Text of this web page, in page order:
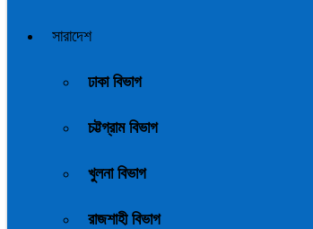
সারাদেশ
ঢাকা বিভাগ
চট্টগ্রাম বিভাগ
খুলনা বিভাগ
রাজশাহী বিভাগ